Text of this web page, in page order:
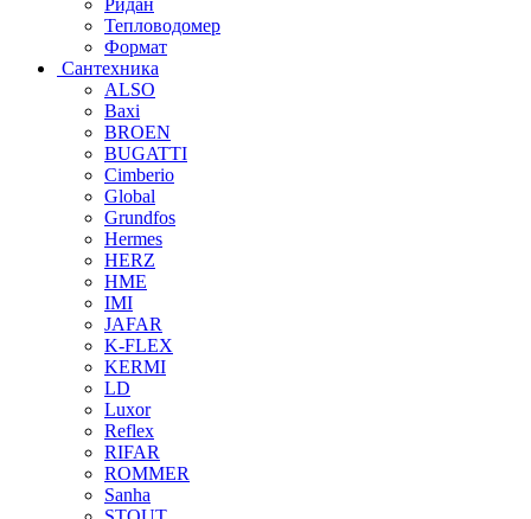
Тепловодомер
Формат
Сантехника
ALSO
Baxi
BROEN
BUGATTI
Cimberio
Global
Grundfos
Hermes
HERZ
HME
IMI
JAFAR
K-FLEX
KERMI
LD
Luxor
Reflex
RIFAR
ROMMER
Sanha